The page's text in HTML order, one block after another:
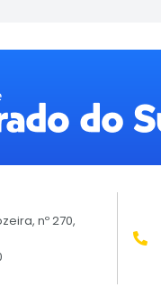
nº 270,